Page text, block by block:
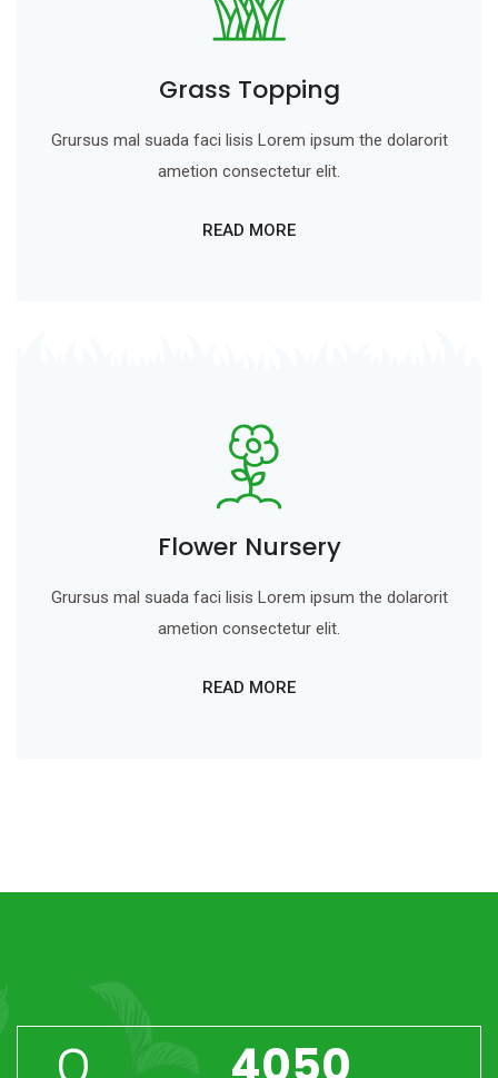
Grass Topping
Grursus mal suada faci lisis Lorem ipsum the dolarorit
ametion consectetur elit.
READ MORE
Flower Nursery
Grursus mal suada faci lisis Lorem ipsum the dolarorit
ametion consectetur elit.
READ MORE
4050